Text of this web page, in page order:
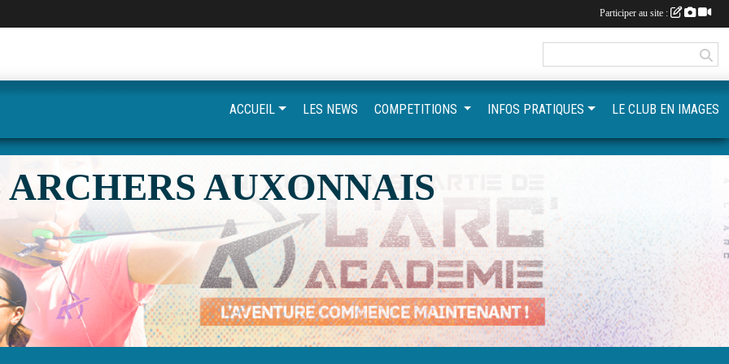
ARCHERS AUXONNAIS
ACCUEIL LES NEWS COMPETITIONS INFOS PRATIQUES LE CLUB EN IMAGES
Participer au site :